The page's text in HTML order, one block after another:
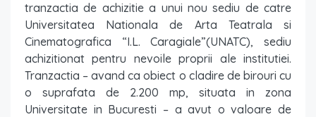
tranzactia de achizitie a unui nou sediu de catre
Universitatea Nationala de Arta Teatrala si
Cinematografica “I.L. Caragiale”(UNATC), sediu
achizitionat pentru nevoile proprii ale institutiei.
Tranzactia – avand ca obiect o cladire de birouri cu
o suprafata de 2.200 mp, situata in zona
Universitate in Bucuresti – a avut o valoare de